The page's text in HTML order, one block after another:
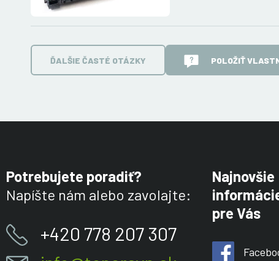
ĎALŠIE ČASTÉ OTÁZKY POLOŽIŤ
Potrebujete poradiť?
Napíšte nám alebo zavolajte:
+420 778 207 307
Najnovšie
pre Vás